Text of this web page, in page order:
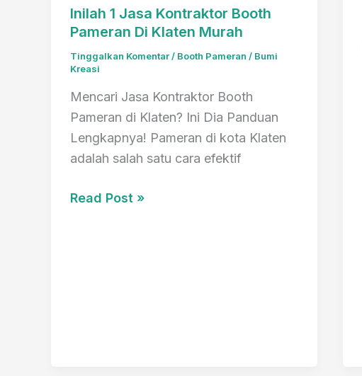
Inilah 1 Jasa Kontraktor Booth
Pameran Di Klaten Murah
Tinggalkan Komentar / Booth Pameran / Bumi
Kreasi
Mencari Jasa Kontraktor Booth
Pameran di Klaten? Ini Dia Panduan
Lengkapnya! Pameran di kota Klaten
adalah salah satu cara efektif
Inilah
Read Post »